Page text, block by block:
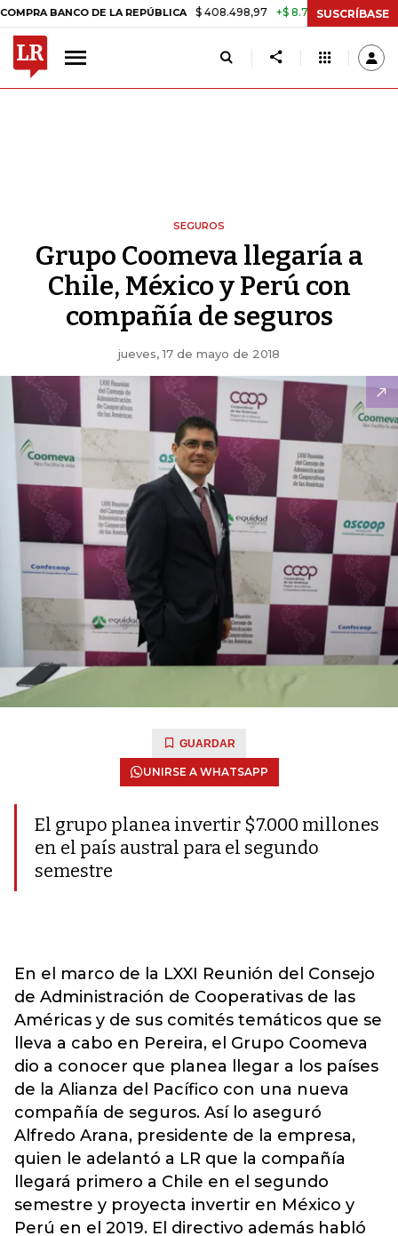
DE LA REPÚBLICA $ 408.498,97 +$ 8.753,81 +2,19% TASA
SUSCRÍBASE
SEGUROS
Grupo Coomeva llegaría a
Chile, México y Perú con
compañía de seguros
jueves, 17 de mayo de 2018
GUARDAR
UNIRSE A WHATSAPP
El grupo planea invertir $7.000 millones
en el país austral para el segundo
semestre
En el marco de la LXXI Reunión del Consejo
de Administración de Cooperativas de las
Américas y de sus comités temáticos que se
lleva a cabo en Pereira, el Grupo Coomeva
dio a conocer que planea llegar a los países
de la Alianza del Pacífico con una nueva
compañía de seguros. Así lo aseguró
Alfredo Arana, presidente de la empresa,
quien le adelantó a LR que la compañía
llegará primero a Chile en el segundo
semestre y proyecta invertir en México y
Perú en el 2019. El directivo además habló